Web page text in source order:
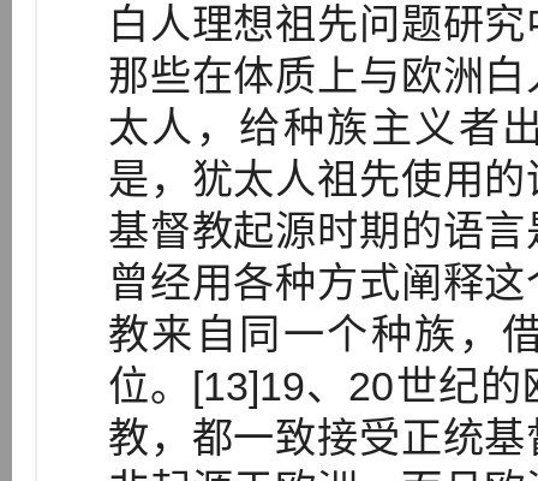
白人理想祖先问题研
那些在体质上与欧洲
太人，给种族主义者
是，犹太人祖先使用
基督教起源时期的语
曾经用各种方式阐释
教来自同一个种族，
位。[13]19、20世纪
教，都一致接受正统